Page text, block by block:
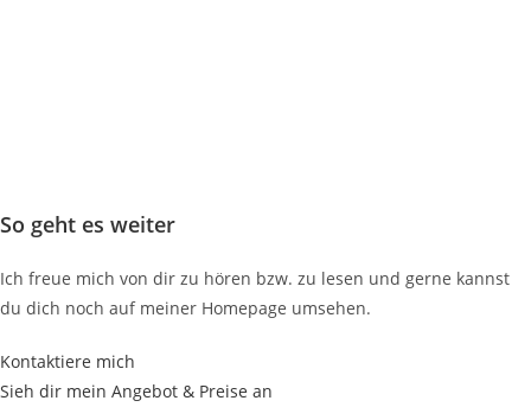
So geht es weiter
Ich freue mich von dir zu hören bzw. zu lesen und gerne kannst
du dich noch auf meiner Homepage umsehen.
Kontaktiere mich
Sieh dir mein Angebot & Preise an